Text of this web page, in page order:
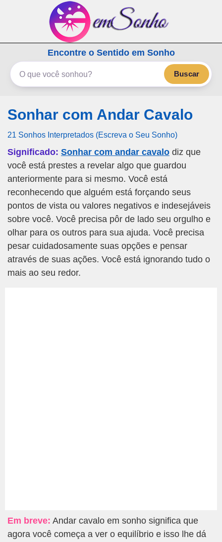
emSonho.com
Os sonhos significam mais
Encontre o Sentido em Sonho
Buscar
Sonhar com Andar Cavalo
21 Sonhos Interpretados (Escreva o Seu Sonho)
Significado: Sonhar com andar cavalo diz que
você está prestes a revelar algo que guardou
anteriormente para si mesmo. Você está
reconhecendo que alguém está forçando seus
pontos de vista ou valores negativos e indesejáveis
sobre você. Você precisa pôr de lado seu orgulho e
olhar para os outros para sua ajuda. Você precisa
pesar cuidadosamente suas opções e pensar
através de suas ações. Você está ignorando tudo o
mais ao seu redor.
Em breve: Andar cavalo em sonho significa que
agora você começa a ver o equilíbrio e isso lhe dá